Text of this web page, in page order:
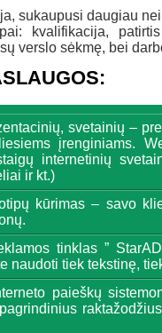
sukaupusi daugiau
kvalifikacija,
verslo sėkmę, bei
svetainių –
įrenginiams.
internetinių
ir kt.)
kūrimas – savo
tinklas ”
naudoti tiek tekstinę,
paieškų